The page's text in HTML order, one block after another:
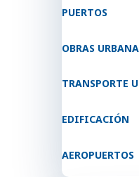
PUERTOS
OBRAS
TRANSPORTE
EDIFICACIÓN
AEROPUERTOS